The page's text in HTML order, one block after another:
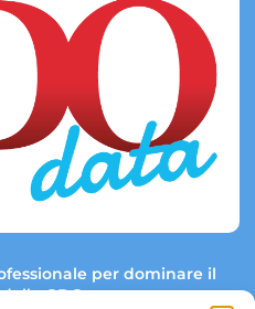
per dominare il
GDO.